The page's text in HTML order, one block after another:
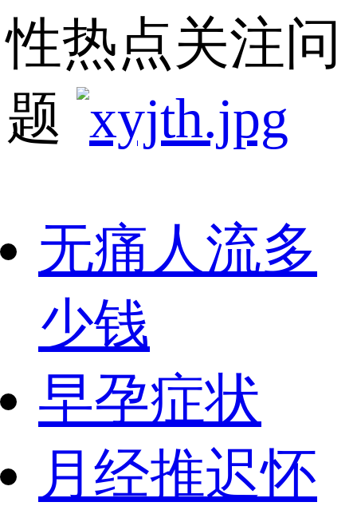
性热点关注问
题
无痛人流多
少钱
早孕症状
月经推迟怀